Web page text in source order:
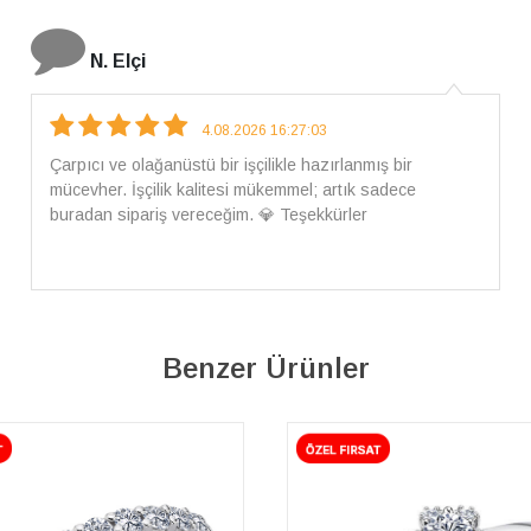
İ. Bozkurt
31.07.2026 12:46:04
Harika tam istediğim gibi geldi kargom ayrıca ilgili
arkadaşlara da teşekkür ederim çok ilgilendiler güvenle
alışveriş yapabilirsiniz ben artık tek Sirius tan ne lazımsa
Benzer Ürünler